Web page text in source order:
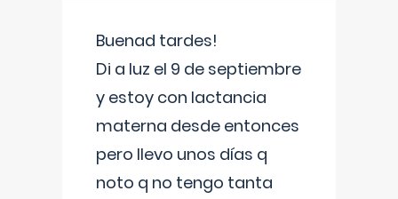
Buenad tardes!
Di a luz el 9 de septiembre
y estoy con lactancia
materna desde entonces
pero llevo unos días q
noto q no tengo tanta